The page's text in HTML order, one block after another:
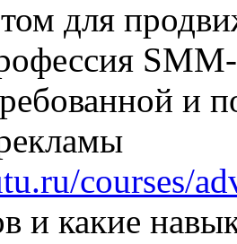
для
и
courses/
и какие